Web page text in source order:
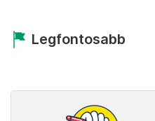
Legfontosabb